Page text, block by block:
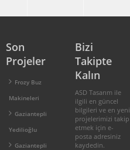
Son
Projeler
Frozy Buz
Makineleri
Gaziantepli
Yedilioğlu
Gaziantepli
Bizi
Takipte
Kalın
ASD Tasarım ile
ilgili en güncel
bilgileri ve en yeni
projelerimizi takip
etmek için e-
posta adresiniz
kaydedin.